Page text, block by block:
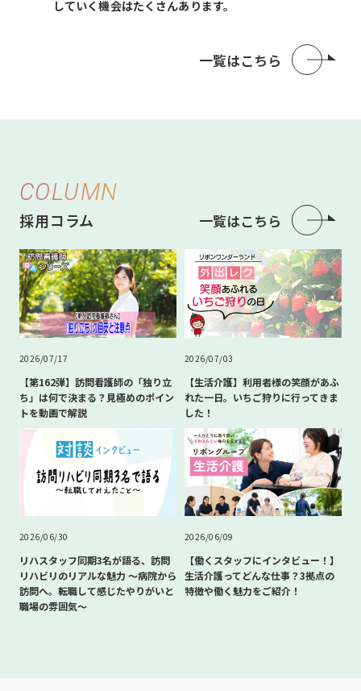
していく機会はたくさんあります。
一覧はこちら
COLUMN
採用コラム 一覧はこちら
2026/07/17
【第162弾】訪問看護師の「独り立
ち」は何で決まる？見極めのポイン
トを動画で解説
2026/07/03
【生活介護】利用者様の笑顔があふ
れた一日。いちご狩りに行ってきま
した！
2026/06/30
リハスタッフ同期3名が語る、訪問
リハビリのリアルな魅力 〜病院から
訪問へ。転職して感じたやりがいと
職場の雰囲気〜
2026/06/09
【働くスタッフにインタビュー！】
生活介護ってどんな仕事？3拠点の
特徴や働く魅力をご紹介！